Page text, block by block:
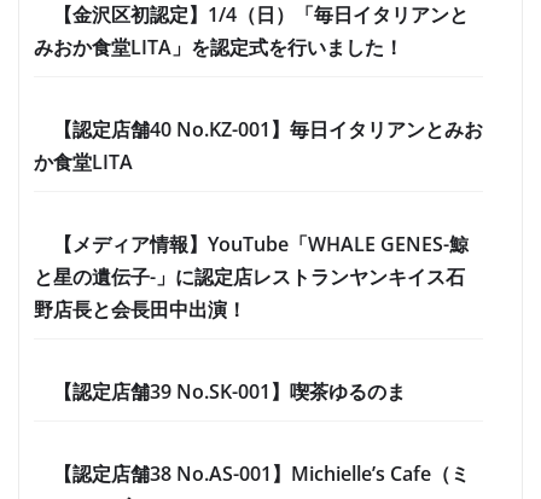
【金沢区初認定】1/4（日）「毎日イタリアンと
みおか食堂LITA」を認定式を行いました！
【認定店舗40 No.KZ-001】毎日イタリアンとみお
か食堂LITA
【メディア情報】YouTube「WHALE GENES-鯨
と星の遺伝子-」に認定店レストランヤンキイス石
野店長と会長田中出演！
【認定店舗39 No.SK-001】喫茶ゆるのま
【認定店舗38 No.AS-001】Michielle’s Cafe（ミ